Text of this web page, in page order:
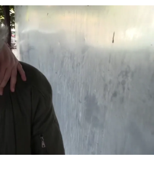
Así ha sido su vida alejado